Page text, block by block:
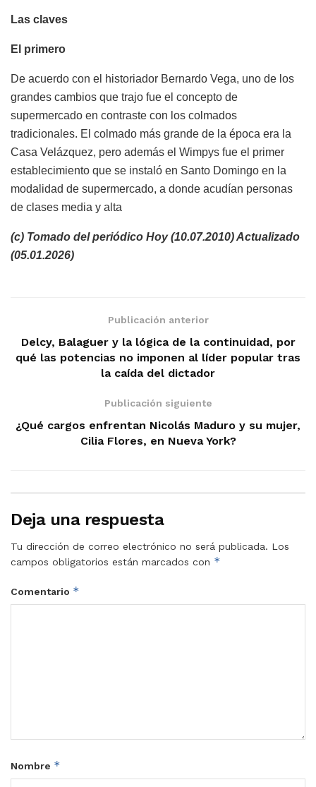
Las claves
El primero
De acuerdo con el historiador Bernardo Vega, uno de los
grandes cambios que trajo fue el concepto de
supermercado en contraste con los colmados
tradicionales. El colmado más grande de la época era la
Casa Velázquez, pero además el Wimpys fue el primer
establecimiento que se instaló en Santo Domingo en la
modalidad de supermercado, a donde acudían personas
de clases media y alta
(c) Tomado del periódico Hoy (10.07.2010) Actualizado
(05.01.2026)
Publicación anterior
Delcy, Balaguer y la lógica de la continuidad, por
qué las potencias no imponen al líder popular tras
la caída del dictador
Publicación siguiente
¿Qué cargos enfrentan Nicolás Maduro y su mujer,
Cilia Flores, en Nueva York?
Deja una respuesta
Tu dirección de correo electrónico no será publicada. Los
campos obligatorios están marcados con *
Comentario *
Nombre *